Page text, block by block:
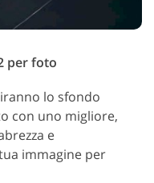
per foto
lo sfondo
con uno migliore,
e
immagine per